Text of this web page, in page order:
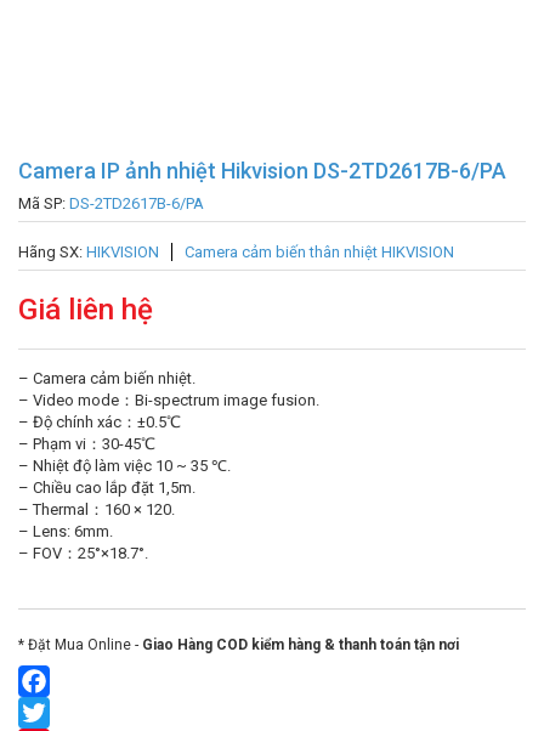
Camera IP ảnh nhiệt Hikvision DS-2TD2617B-6/PA
Mã SP: DS-2TD2617B-6/PA
Hãng SX: HIKVISION Camera cảm biến thân nhiệt HIKVISION
Giá liên hệ
– Camera cảm biến nhiệt.
– Video mode：Bi-spectrum image fusion.
– Độ chính xác：±0.5℃
– Phạm vi：30-45℃
– Nhiệt độ làm việc 10 ~ 35 ℃.
– Chiều cao lắp đặt 1,5m.
– Thermal：160 × 120.
– Lens: 6mm.
– FOV：25°×18.7°.
* Đặt Mua Online - Giao Hàng COD kiểm hàng & thanh toán tận nơi
Facebook